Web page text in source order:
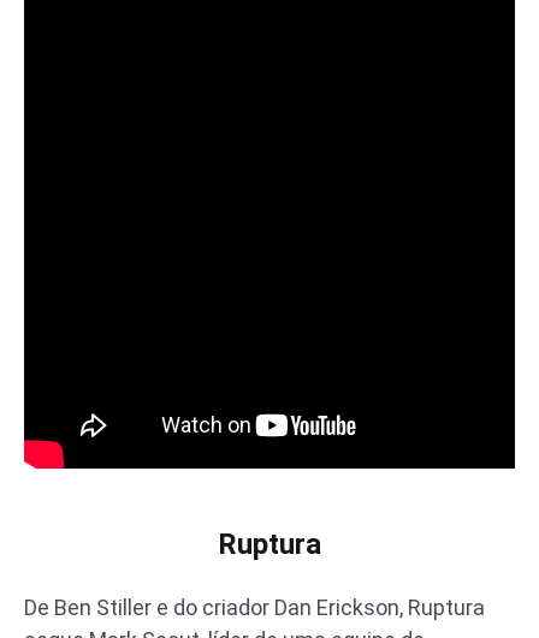
Ruptura
De Ben Stiller e do criador Dan Erickson, Ruptura